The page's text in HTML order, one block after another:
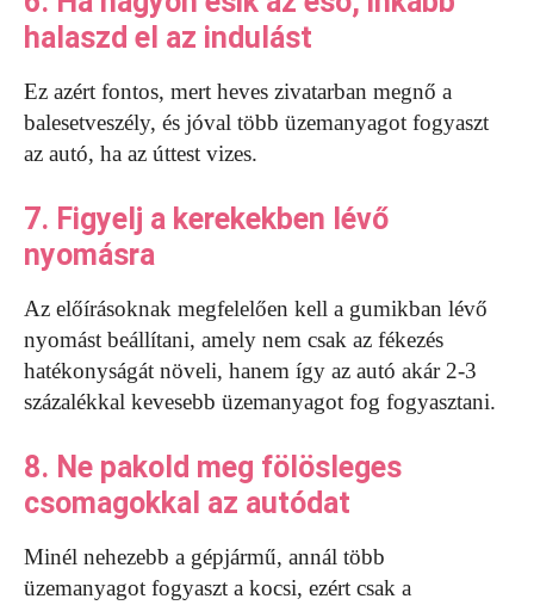
halaszd el az indulást
Ez azért fontos, mert heves zivatarban megnő a
balesetveszély, és jóval több üzemanyagot fogyaszt
az autó, ha az úttest vizes.
7. Figyelj a kerekekben lévő
nyomásra
Az előírásoknak megfelelően kell a gumikban lévő
nyomást beállítani, amely nem csak az fékezés
hatékonyságát növeli, hanem így az autó akár 2-3
százalékkal kevesebb üzemanyagot fog fogyasztani.
8. Ne pakold meg fölösleges
csomagokkal az autódat
Minél nehezebb a gépjármű, annál több
üzemanyagot fogyaszt a kocsi, ezért csak a